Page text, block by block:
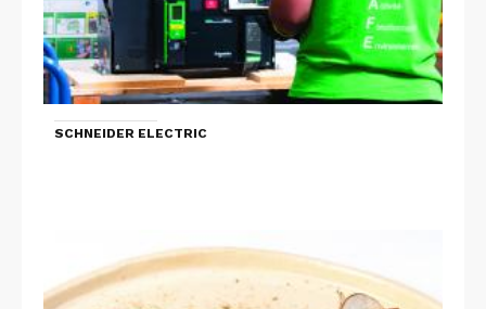
SCHNEIDER ELECTRIC